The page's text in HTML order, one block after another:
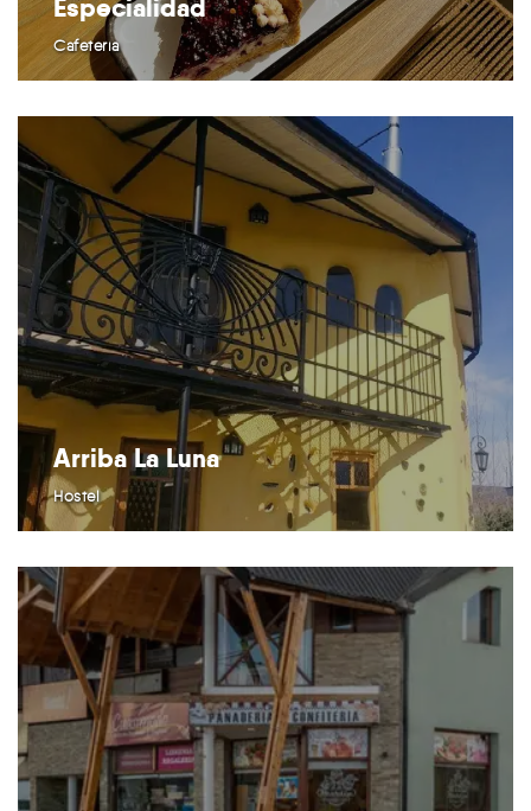
Especialidad
Cafetería
Arriba La Luna
Hostel